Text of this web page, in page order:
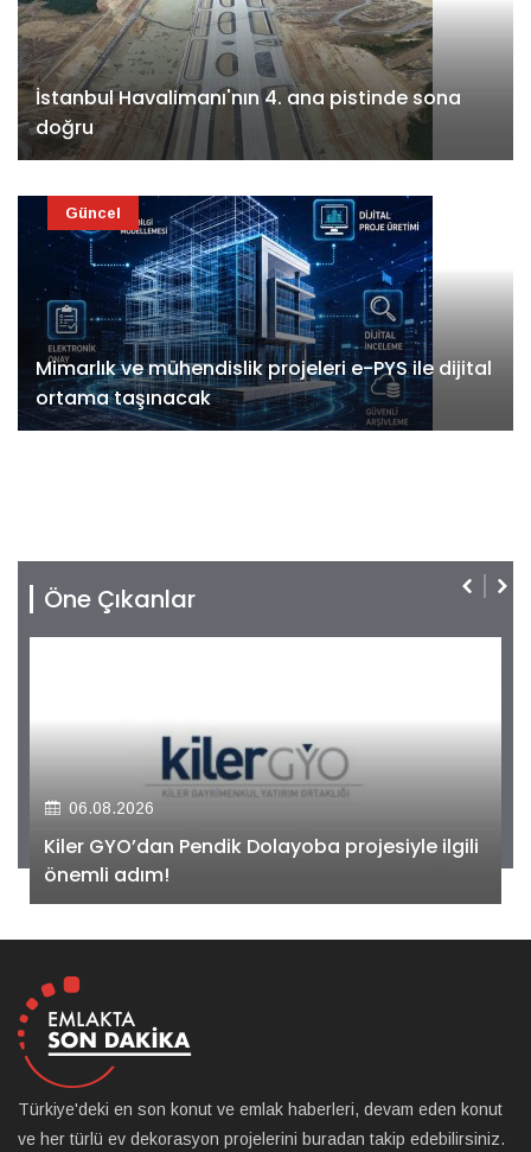
İstanbul Havalimanı'nın 4. ana pistinde sona
doğru
Mimarlık ve mühendislik projeleri e-PYS ile dijital
ortama taşınacak
Güncel
Öne Çıkanlar
06.08.2026
Kiler GYO’dan Pendik Dolayoba projesiyle ilgili
önemli adım!
Türkiye'deki en son konut ve emlak haberleri, devam eden konut
ve her türlü ev dekorasyon projelerini buradan takip edebilirsiniz.